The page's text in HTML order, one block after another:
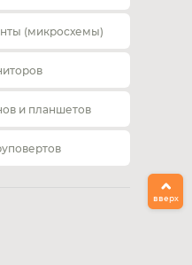
(микросхемы)
и планшетов
вверх